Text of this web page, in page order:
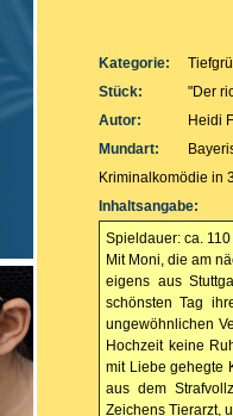
Kategorie:
Stück:
"Der
Autor:
Heidi
Mundart:
Kriminalkomödie in
Inhaltsangabe:
Spieldauer: ca.
Mit Moni, die am
eigens aus
schönsten Tag
ungewöhnlichen
Hochzeit keine
mit Liebe gehegte
aus dem
Zeichens Tierarzt,